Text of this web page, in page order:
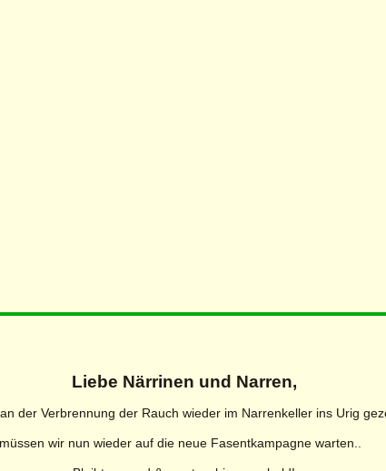
Liebe Närrinen und Narren,
der Verbrennung der Rauch wieder im Narrenkeller ins Urig
müssen wir nun wieder auf die neue Fasentkampagne warten..